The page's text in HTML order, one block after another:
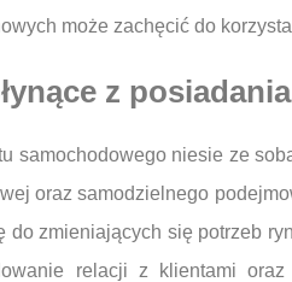
może zachęcić do
z
samochodowego niesie ze
oraz samodzielnego
do zmieniających się potrzeb
relacji z klientami